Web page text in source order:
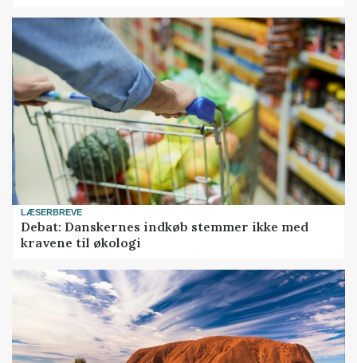
LÆSERBREVE
Debat: Danskernes indkøb stemmer ikke med
kravene til økologi